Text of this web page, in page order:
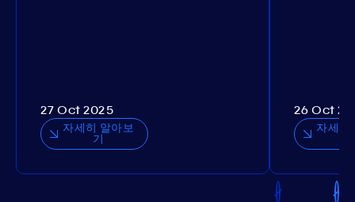
27 Oct 2025
자세히 알아보
기
26 Oct
자세히